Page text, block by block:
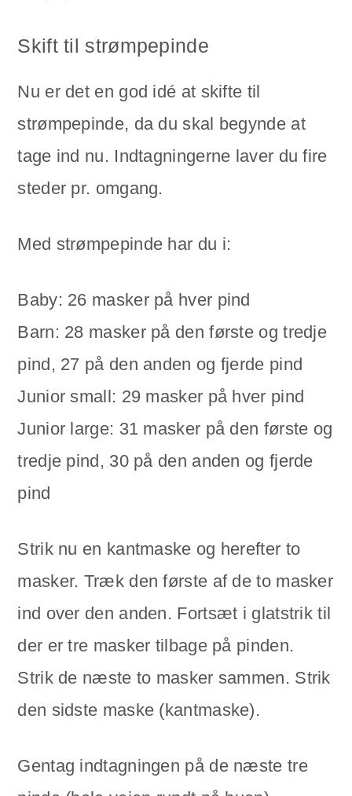
Skift til strømpepinde
Nu er det en god idé at skifte til
strømpepinde, da du skal begynde at
tage ind nu. Indtagningerne laver du fire
steder pr. omgang.
Med strømpepinde har du i:
Baby: 26 masker på hver pind
Barn: 28 masker på den første og tredje
pind, 27 på den anden og fjerde pind
Junior small: 29 masker på hver pind
Junior large: 31 masker på den første og
tredje pind, 30 på den anden og fjerde
pind
Strik nu en kantmaske og herefter to
masker. Træk den første af de to masker
ind over den anden. Fortsæt i glatstrik til
der er tre masker tilbage på pinden.
Strik de næste to masker sammen. Strik
den sidste maske (kantmaske).
Gentag indtagningen på de næste tre